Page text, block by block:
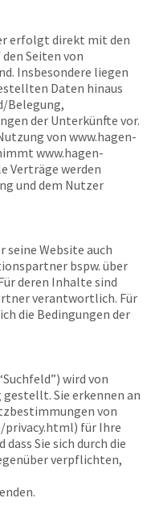
erfolgt direkt mit den
Seiten von
Insbesondere liegen
Daten hinaus
Belegung,
der Unterkünfte vor.
von www.hagen-
www.hagen-
Verträge werden
und dem Nutzer
seine Website auch
bspw. über
deren Inhalte sind
verantwortlich. Für
die Bedingungen der
wird von
gestellt. Sie erkennen an
von
für Ihre
Sie sich durch die
verpflichten,